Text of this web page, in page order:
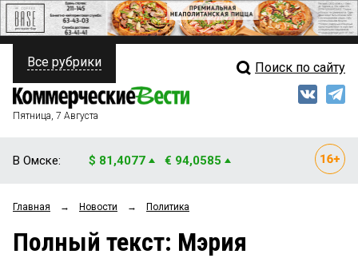
ПОЛИТИКА
ФИНАНСЫ
ОБЩЕСТВО
ЗАКОН
Свежий выпуск
Рейтинги
Все рубрики Поиск по сайту
Пятница, 7 Августа
В Омске: $ 81,4077 € 94,0585
Главная → Новости → Политика
Полный текст: Мэрия